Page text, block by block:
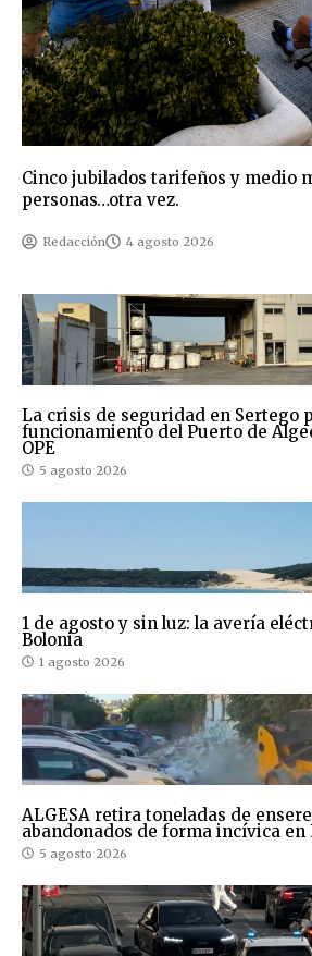
Cinco jubilados tarifeños y medio
personas…otra vez.
Redacción 4 agosto 2026
La crisis de seguridad en Sertego
funcionamiento del Puerto de
OPE
5 agosto 2026
1 de agosto y sin luz: la avería
Bolonia
1 agosto 2026
ALGESA retira toneladas de
abandonados de forma incívica en
5 agosto 2026